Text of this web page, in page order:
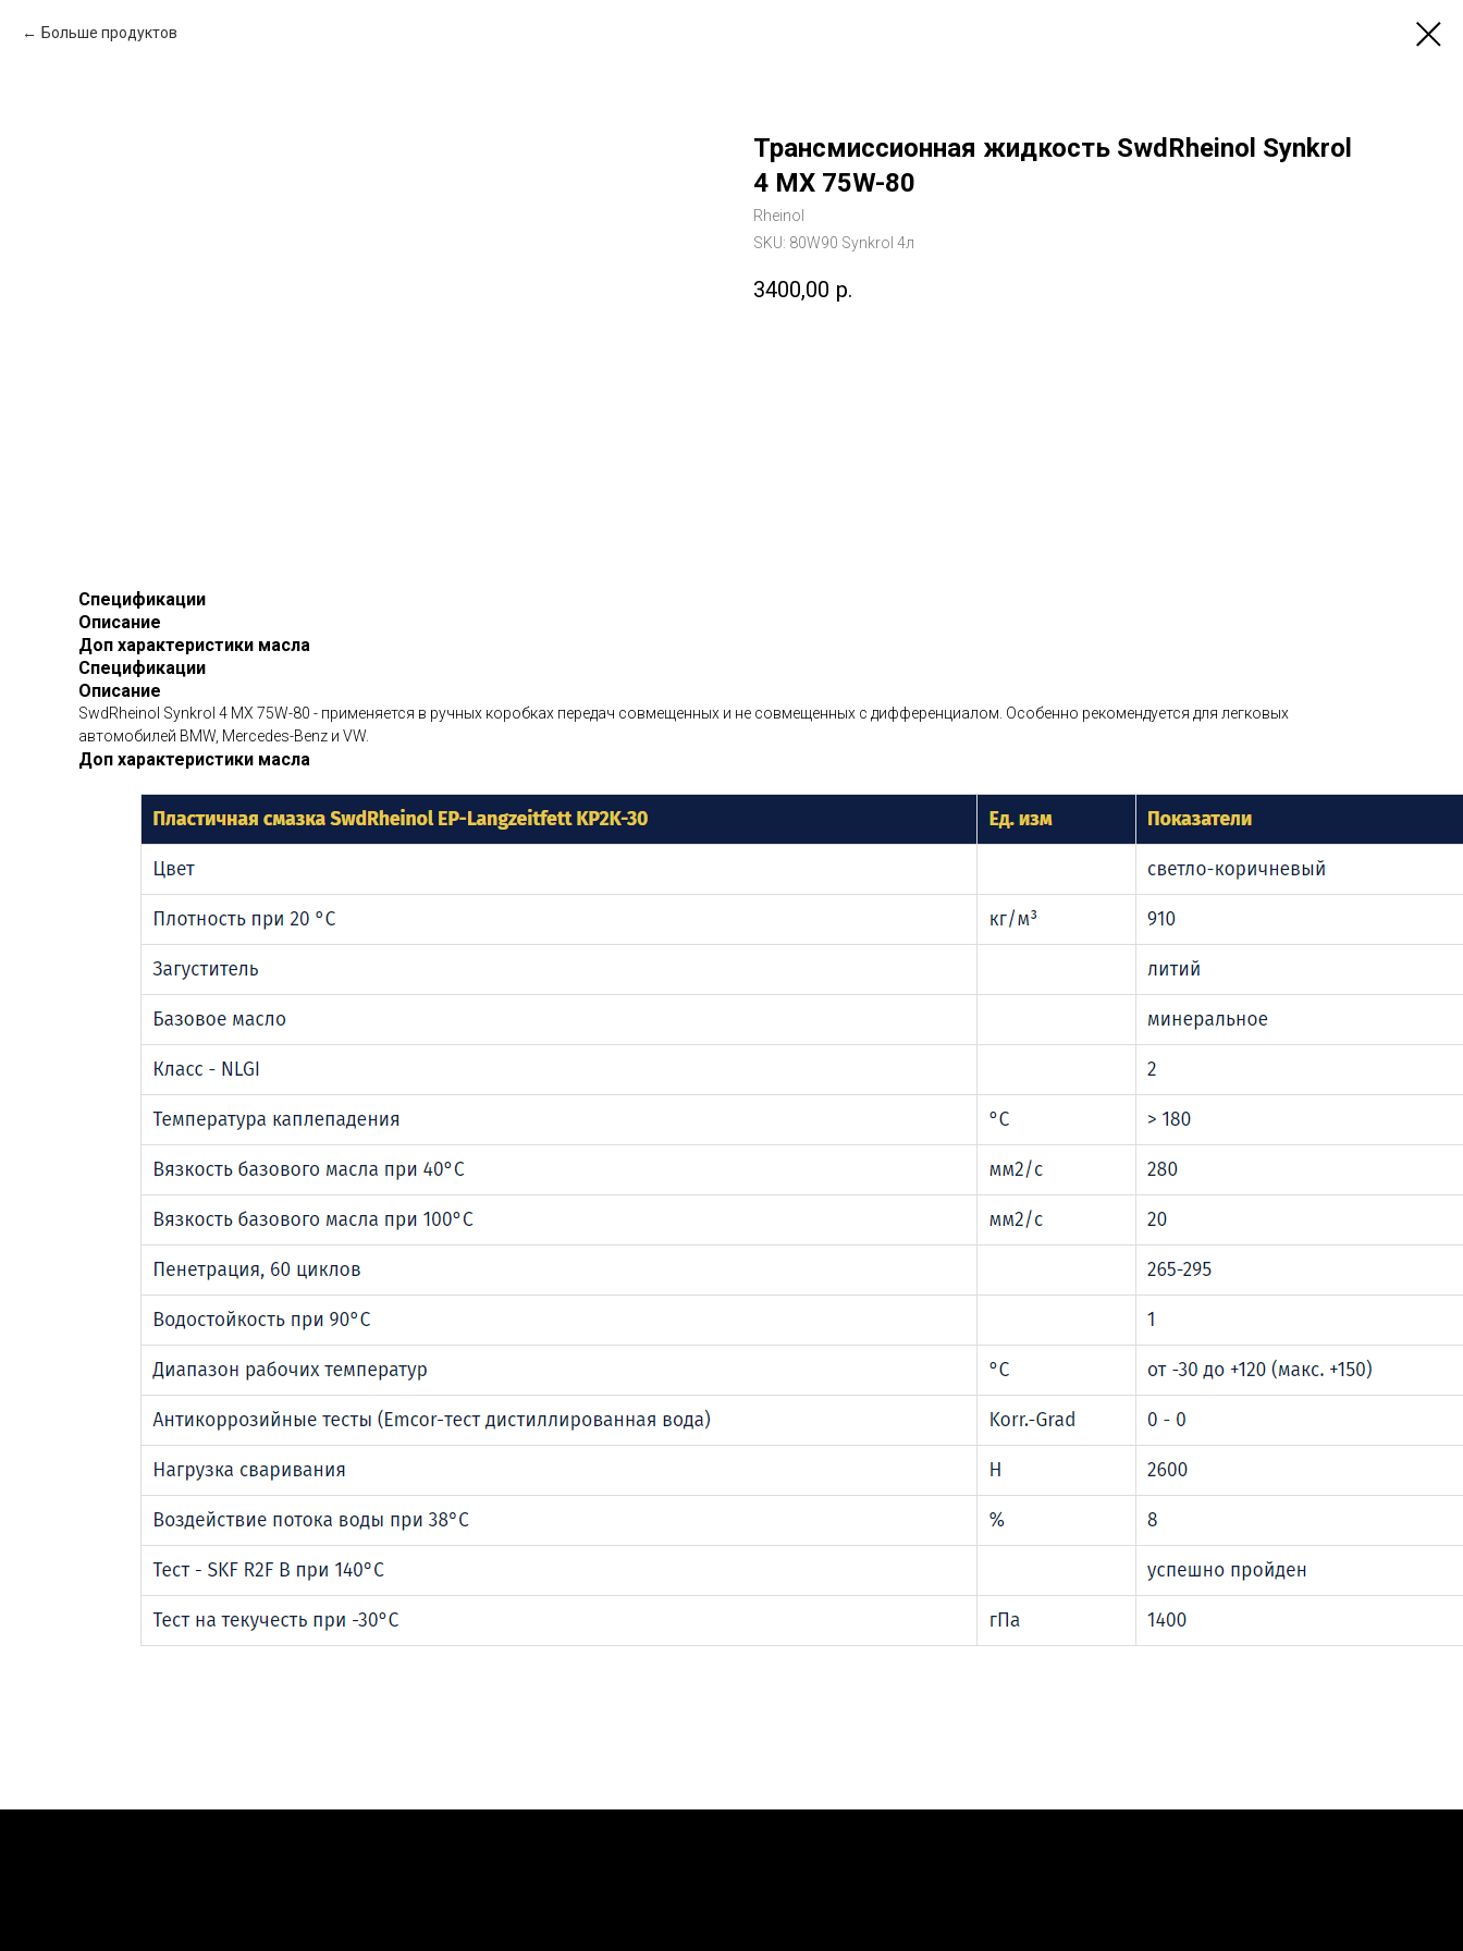
Больше продуктов
Трансмиссионная жидкость SwdRheinol Synkrol
4 MX 75W-80
Rheinol
SKU: 80W90 Synkrol 4л
3400,00 р.
Спецификации
Описание
Доп характеристики масла
Спецификации
Описание
SwdRheinol Synkrol 4 MX 75W-80 - применяется в ручных коробках передач совмещенных и не совмещенных с дифференциалом. Особенно рекомендуется для легковых
автомобилей BMW, Mercedes-Benz и VW.
Доп характеристики масла